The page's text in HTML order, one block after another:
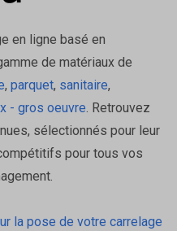
en ligne basé en
de matériaux de
, parquet, sanitaire,
- gros oeuvre. Retrouvez
sélectionnés pour leur
pour tous vos
la pose de votre carrelage